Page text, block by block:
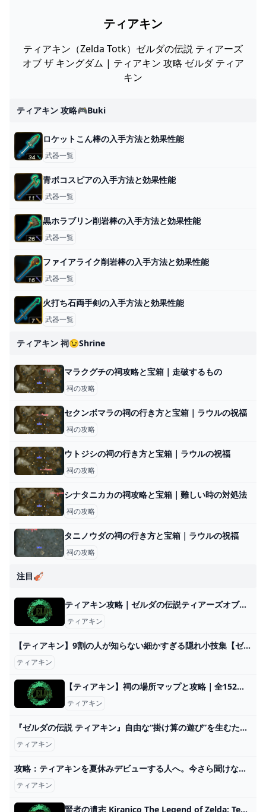
ティアキン
ティアキン（Zelda Totk）ゼルダの伝説 ティアーズ
オブ ザ キングダム | ティアキン 攻略 ゼルダ ティア
キン
ティアキン 攻略🎮buki
ロケットこん棒の入手方法と効果性能
武器一覧
青ボコスピアの入手方法と効果性能
武器一覧
黒ホラブリン削岩棒の入手方法と効果性能
武器一覧
ファイアライク削岩棒の入手方法と効果性能
武器一覧
火打ち石両手剣の入手方法と効果性能
武器一覧
ティアキン 祠😉shrine
マラクグチの祠攻略と宝箱｜走破するもの
祠の攻略
セクンボマラの祠の行き方と宝箱｜ラウルの祝福
祠の攻略
ウトジシの祠の行き方と宝箱｜ラウルの祝福
祠の攻略
シナタニカカの祠攻略と宝箱｜難しい時の対処法
祠の攻略
タニノウダの祠の行き方と宝箱｜ラウルの祝福
祠の攻略
注目🎻
ティアキン攻略｜ゼルダの伝説ティアーズオブザキングダム｜ゲームエイト
ティアキン
【ティアキン】9割の人が知らない細かすぎる隠れ小技集【ゼルダの伝説ティアーズオブザキングダム/ティアキン】【総集編】【作業用】 - YouTube
ティアキン
【ティアキン】祠の場所マップと攻略｜全152箇所掲載【ゼルダの伝説ティアーズオブザキングダム】｜ゲームエイト
ティアキン
『ゼルダの伝説 ティアキン』自由な“掛け算の遊び”を生むために。「全部物理で作る」を決断するまで【GDC 2024】 ゲーム・エンタメ最新情報のファミ通.com
ティアキン
攻略：ティアキンを夏休みデビューする人へ。今さら聞けない、序盤にやるべきこと10選【ゼルダの伝説 ティアーズ オブ ザ キングダム】 - 電撃オンライン
ティアキン
賢者の遺志 Kiranico The Legend of Zelda: Tears of the Kingdom